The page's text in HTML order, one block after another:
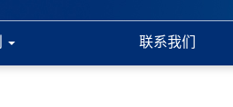
联系我们